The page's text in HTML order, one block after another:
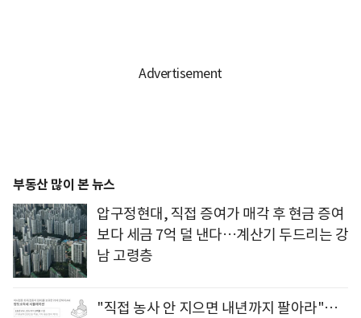
부동산 많이 본 뉴스
압구정현대, 직접 증여가 매각 후 현금 증여
보다 세금 7억 덜 낸다…계산기 두드리는 강
남 고령층
"직접 농사 안 지으면 내년까지 팔아라"…